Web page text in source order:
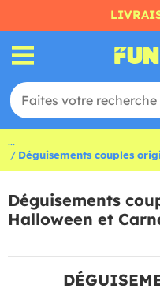
...
Déguisements couples
Déguisements
Halloween et